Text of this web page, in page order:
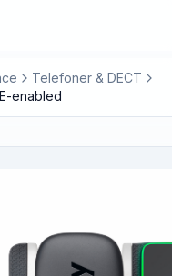
Telefoner & DECT
enabled